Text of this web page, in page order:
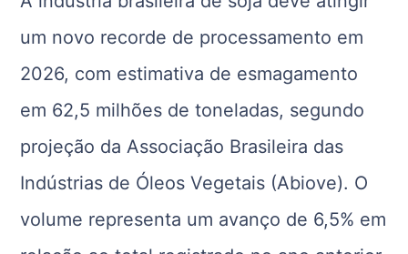
um novo recorde de processamento em
2026, com estimativa de esmagamento
em 62,5 milhões de toneladas, segundo
projeção da Associação Brasileira das
Indústrias de Óleos Vegetais (Abiove). O
volume representa um avanço de 6,5% em